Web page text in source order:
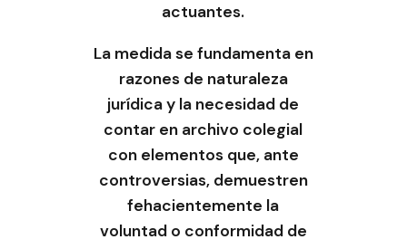
actuantes.
La medida se fundamenta en
razones de naturaleza
jurídica y la necesidad de
contar en archivo colegial
con elementos que, ante
controversias, demuestren
fehacientemente la
voluntad o conformidad de